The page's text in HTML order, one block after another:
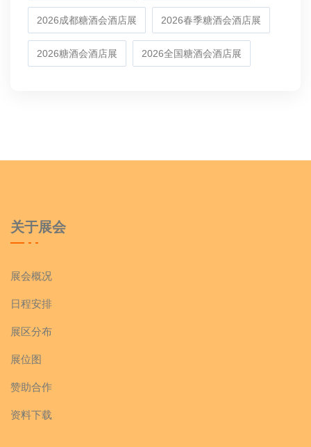
2026成都糖酒会酒店展 2026春季糖酒会酒店展
2026糖酒会酒店展 2026全国糖酒会酒店展
关于展会
展会概况
日程安排
展区分布
展位图
赞助合作
资料下载